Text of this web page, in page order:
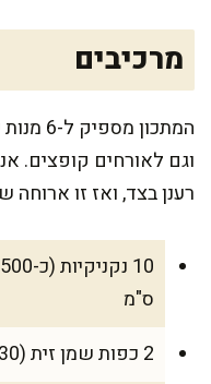
מרכיבים
וגם לאורחים קופצים.
רענן בצד, ואז זו
ס"מ
2 כפות שמן זית (30 מ"ל)